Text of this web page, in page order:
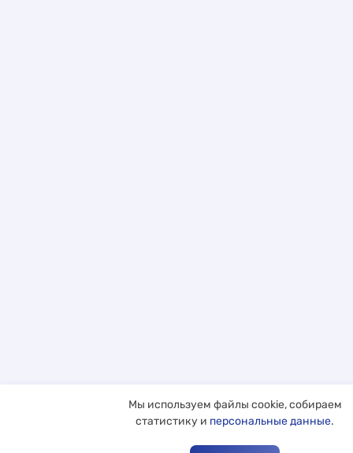
Мы используем файлы cookie, собираем
статистику и персональные данные.